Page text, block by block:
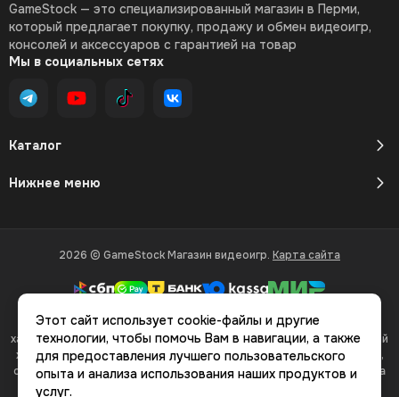
Каталог
Нижнее меню
GameStock — это специализированный магазин в Перми,
который предлагает покупку, продажу и обмен видеоигр,
консолей и аксессуаров с гарантией на товар
Мы в социальных сетях
2026 © GameStock Магазин видеоигр. Карта сайта
Вся представленная на сайте информация, касающаяся
характеристик, стоимости товаров и услуг, носит информационный
характер и ни при каких условиях не является публичной офертой,
определяемой положениями Статьи 437(2) Гражданского кодекса
Этот сайт использует cookie-файлы и другие
технологии, чтобы помочь Вам в навигации, а также
для предоставления лучшего пользовательского
опыта и анализа использования наших продуктов и
услуг.